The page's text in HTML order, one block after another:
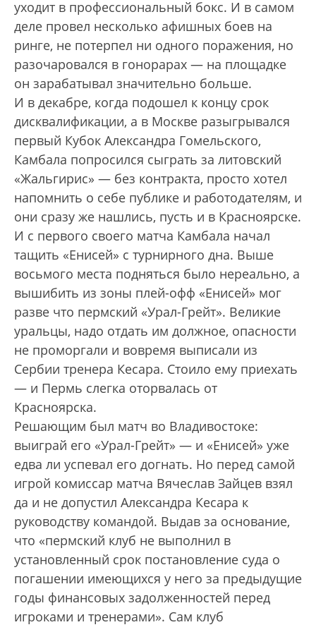
уходит в профессиональный бокс. И в самом
деле провел несколько афишных боев на
ринге, не потерпел ни одного поражения, но
разочаровался в гонорарах — на площадке
он зарабатывал значительно больше.
И в декабре, когда подошел к концу срок
дисквалификации, а в Москве разыгрывался
первый Кубок Александра Гомельского,
Камбала попросился сыграть за литовский
«Жальгирис» — без контракта, просто хотел
напомнить о себе публике и работодателям, и
они сразу же нашлись, пусть и в Красноярске.
И с первого своего матча Камбала начал
тащить «Енисей» с турнирного дна. Выше
восьмого места подняться было не­реально, а
вышибить из зоны плей-офф «Енисей» мог
разве что пермский «Урал-Грейт». Великие
уральцы, надо отдать им должное, опасности
не проморгали и вовремя выписали из
Сербии тренера Кесара. Стоило ему приехать
— и Пермь слегка оторвалась от
Красноярска.
Решающим был матч во Владивостоке:
выиграй его «Урал-Грейт» — и «Енисей» уже
едва ли успевал его догнать. Но перед самой
игрой комиссар матча Вячеслав Зайцев взял
да и не допустил Александра Кесара к
руководству командой. Выдав за основание,
что «пермский клуб не выполнил в
установленный срок постановление суда о
погашении имеющихся у него за предыдущие
годы финансовых задолженностей перед
игроками и тренерами». Сам клуб